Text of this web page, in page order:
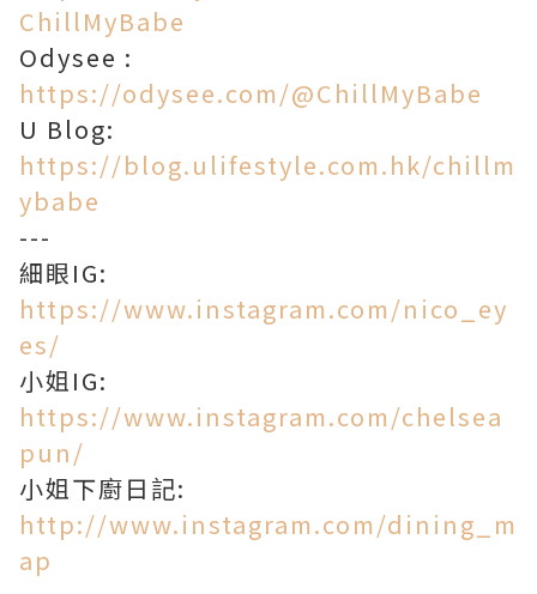
ChillMyBabe
Odysee :
https://odysee.com/@ChillMyBabe
U Blog:
https://blog.ulifestyle.com.hk/chillm
ybabe
---
細眼IG:
https://www.instagram.com/nico_ey
es/
小姐IG:
https://www.instagram.com/chelsea
pun/
小姐下廚日記:
http://www.instagram.com/dining_m
ap